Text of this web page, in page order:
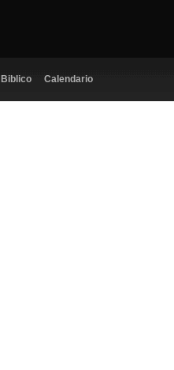
Biblico Calendario